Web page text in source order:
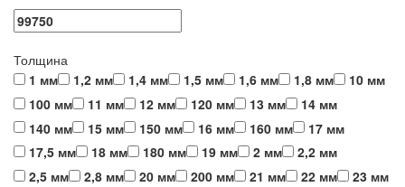
Толщина
1 мм
1,2 мм 1,4 мм 1,5 мм 1,6 мм 1,8 мм
10 мм
100 мм
11 мм 12 мм 120 мм 13 мм
14 мм
140 мм
15 мм 150 мм 16 мм 160 мм
17 мм
17,5 мм
18 мм 180 мм 19 мм 2 мм
2,2 мм
2,5 мм
2,8 мм 20 мм 200 мм 21 мм 22 мм
23 мм